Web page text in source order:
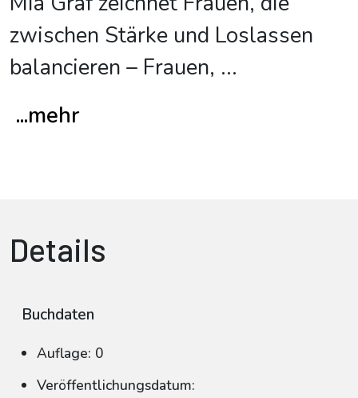
zwischen Stärke und Loslassen
balancieren – Frauen, ...
...mehr
Details
Buchdaten
Auflage: 0
Veröffentlichungsdatum: